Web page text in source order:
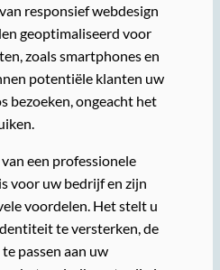
responsief webdesign
geoptimaliseerd voor
zoals smartphones en
potentiële klanten uw
bezoeken, ongeacht het
een professionele
voor uw bedrijf en zijn
voordelen. Het stelt u
te versterken, de
passen aan uw